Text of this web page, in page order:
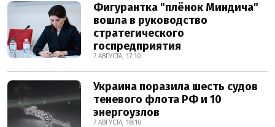
Фигурантка "плёнок Миндича"
вошла в руководство
стратегического
госпредприятия
7 АВГУСТА, 17:10
Украина поразила шесть судов
теневого флота РФ и 10
энергоузлов
7 АВГУСТА, 18:10